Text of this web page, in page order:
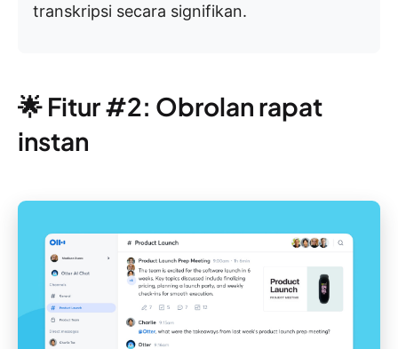
transkripsi secara signifikan.
🌟 Fitur #2: Obrolan rapat
instan